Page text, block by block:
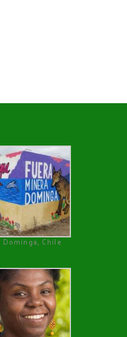
Dominga, Chile